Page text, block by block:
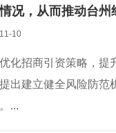
况，从而推动台州
10
化招商引资策略，
出建立健全风险防
...